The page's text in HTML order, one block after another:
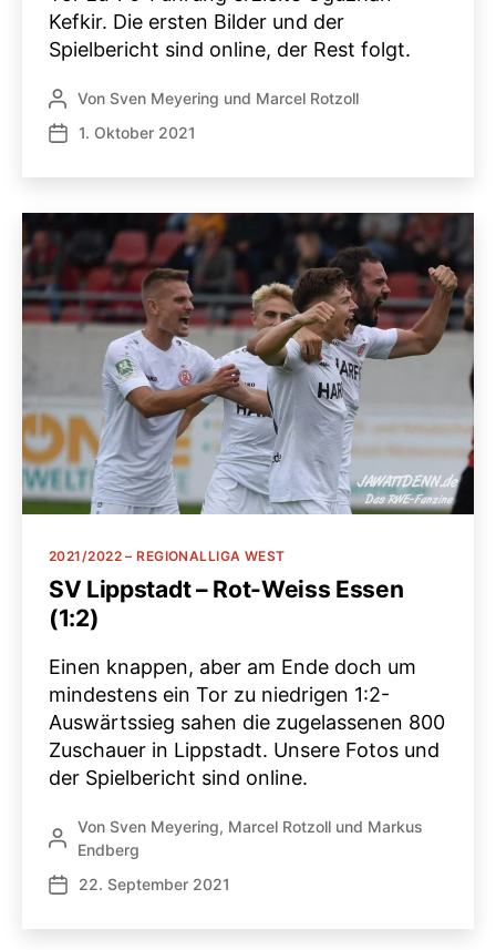
Kefkir. Die ersten Bilder und der
Spielbericht sind online, der Rest folgt.
Beitragsautor
Von Sven Meyering und Marcel Rotzoll
Veröffentlichungsdatum
1. Oktober 2021
Kategorien
2021/2022 – REGIONALLIGA WEST
SV Lippstadt – Rot-Weiss Essen
(1:2)
Einen knappen, aber am Ende doch um
mindestens ein Tor zu niedrigen 1:2-
Auswärtssieg sahen die zugelassenen 800
Zuschauer in Lippstadt. Unsere Fotos und
der Spielbericht sind online.
Beitragsautor
Von Sven Meyering, Marcel Rotzoll und Markus
Endberg
Veröffentlichungsdatum
22. September 2021